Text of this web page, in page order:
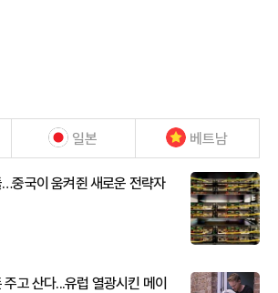
일본 베트남
중국이 움켜쥔 새로운 전략자
고 산다...유럽 열광시킨 메이